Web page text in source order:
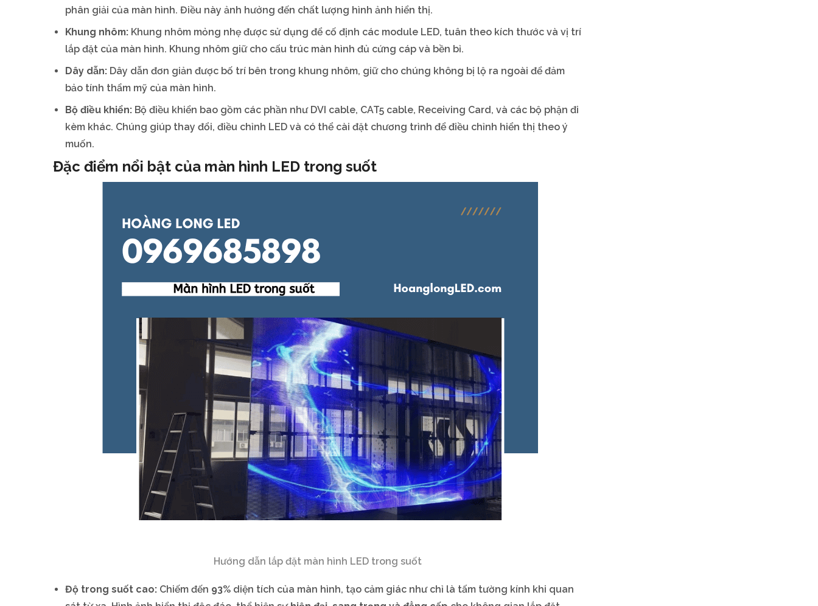
phân giải của màn hình. Điều này ảnh hưởng đến chất lượng hình ảnh hiển thị.
Khung nhôm: Khung nhôm mỏng nhẹ được sử dụng để cố định các module LED, tuân theo kích thước và vị trí
lắp đặt của màn hình. Khung nhôm giữ cho cấu trúc màn hình đủ cứng cáp và bền bỉ.
Dây dẫn: Dây dẫn đơn giản được bố trí bên trong khung nhôm, giữ cho chúng không bị lộ ra ngoài để đảm
bảo tính thẩm mỹ của màn hình.
Bộ điều khiển: Bộ điều khiển bao gồm các phần như DVI cable, CAT5 cable, Receiving Card, và các bộ phận đi
kèm khác. Chúng giúp thay đổi, điều chỉnh LED và có thể cài đặt chương trình để điều chỉnh hiển thị theo ý
muốn.
Đặc điểm nổi bật của màn hình LED trong suốt
Hướng dẫn lắp đặt màn hình LED trong suốt
Độ trong suốt cao: Chiếm đến 93% diện tích của màn hình, tạo cảm giác như chỉ là tấm tường kính khi quan